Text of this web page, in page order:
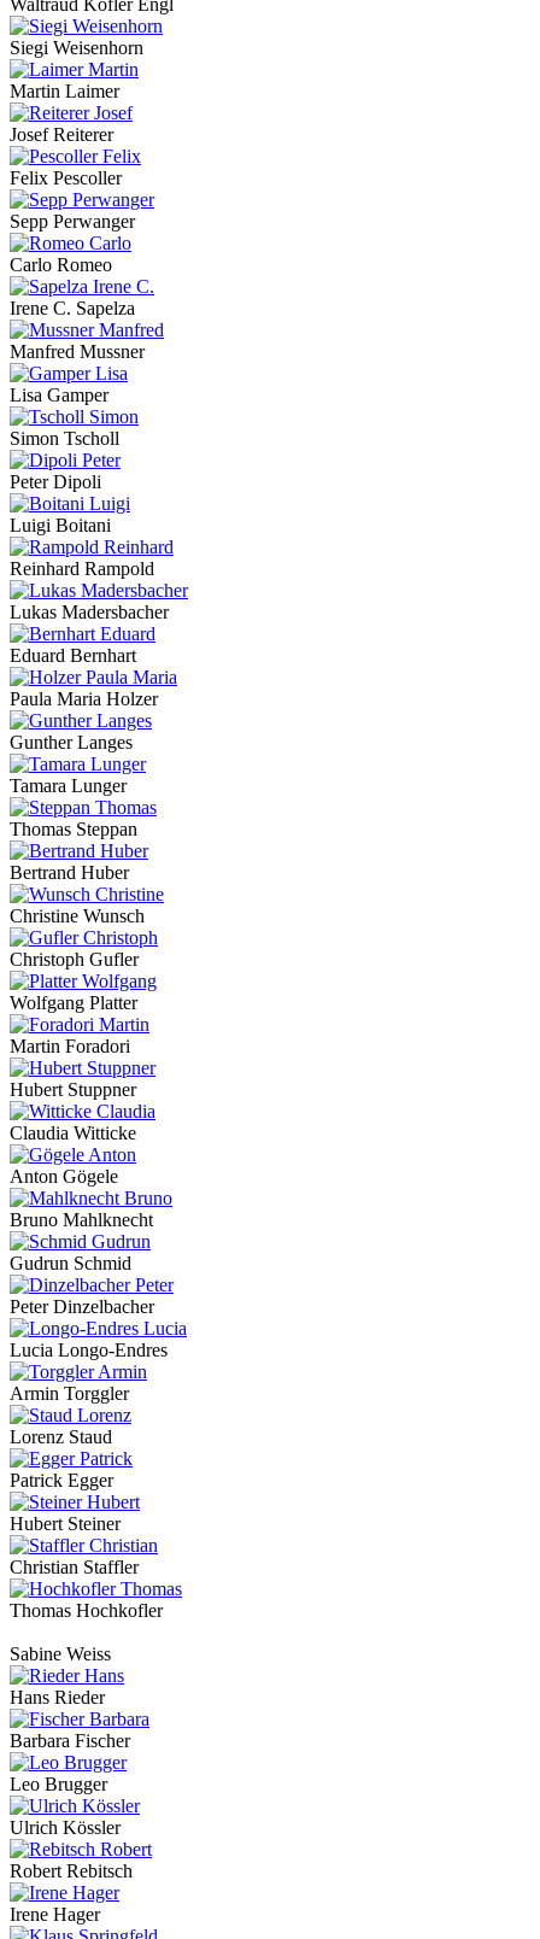
Siegi Weisenhorn
Martin Laimer
Josef Reiterer
Felix Pescoller
Sepp Perwanger
Carlo Romeo
Irene C. Sapelza
Manfred Mussner
Lisa Gamper
Simon Tscholl
Peter Dipoli
Luigi Boitani
Reinhard Rampold
Lukas Madersbacher
Eduard Bernhart
Paula Maria Holzer
Gunther Langes
Tamara Lunger
Thomas Steppan
Bertrand Huber
Christine Wunsch
Christoph Gufler
Wolfgang Platter
Martin Foradori
Hubert Stuppner
Claudia Witticke
Anton Gögele
Bruno Mahlknecht
Gudrun Schmid
Peter Dinzelbacher
Lucia Longo-Endres
Armin Torggler
Lorenz Staud
Patrick Egger
Hubert Steiner
Christian Staffler
Thomas Hochkofler
Sabine Weiss
Hans Rieder
Barbara Fischer
Leo Brugger
Ulrich Kössler
Robert Rebitsch
Irene Hager